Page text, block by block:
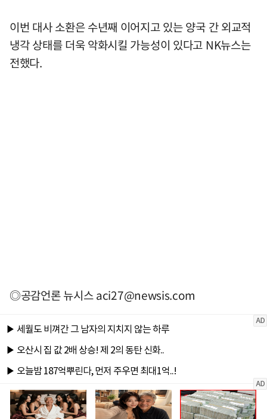
이번 대사 소환은 수년째 이어지고 있는 양국 간 외교적
냉각 상태를 더욱 악화시킬 가능성이 있다고 NK뉴스는
전했다.
◎공감언론 뉴시스aci27@newsis.com